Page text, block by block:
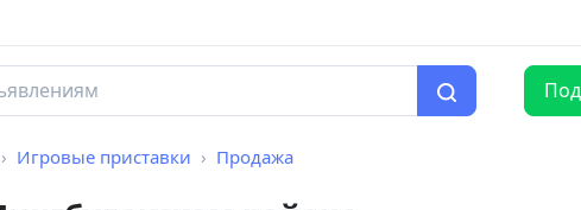
Игровые приставки Продажа